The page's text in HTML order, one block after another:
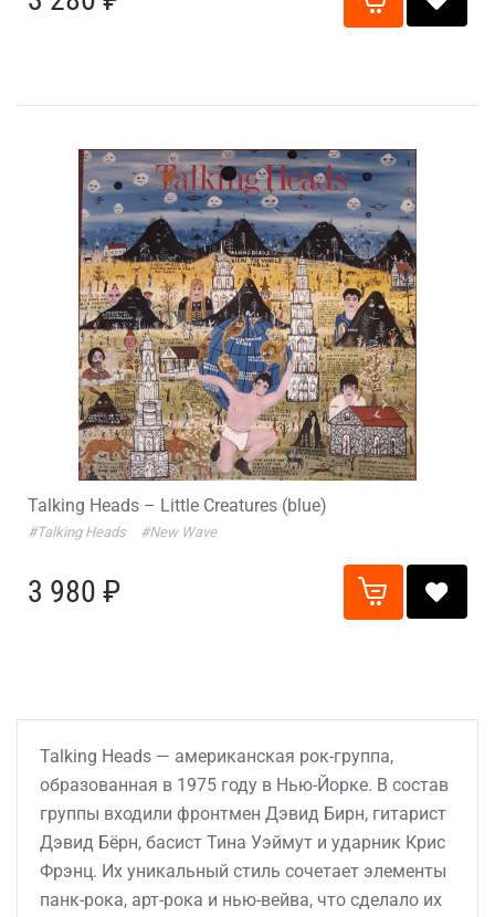
Talking Heads – Little Creatures (blue)
#Talking Heads #New Wave
3 980 ₽
Talking Heads — американская рок-группа,
образованная в 1975 году в Нью-Йорке. В состав
группы входили фронтмен Дэвид Бирн, гитарист
Дэвид Бёрн, басист Тина Уэймут и ударник Крис
Фрэнц. Их уникальный стиль сочетает элементы
панк-рока, арт-рока и нью-вейва, что сделало их